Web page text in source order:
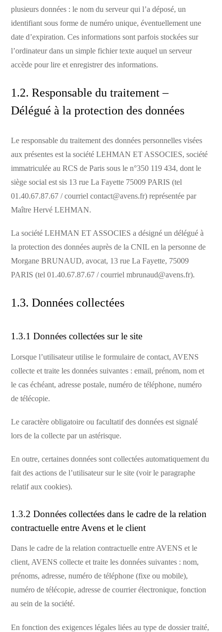
plusieurs données : le nom du serveur qui l’a déposé, un
identifiant sous forme de numéro unique, éventuellement une
date d’expiration. Ces informations sont parfois stockées sur
l’ordinateur dans un simple fichier texte auquel un serveur
accède pour lire et enregistrer des informations.
1.2. Responsable du traitement –
Délégué à la protection des données
Le responsable du traitement des données personnelles visées
aux présentes est la société LEHMAN ET ASSOCIES, société
immatriculée au RCS de Paris sous le n°350 119 434, dont le
siège social est sis 13 rue La Fayette 75009 PARIS (tel
01.40.67.87.67 / courriel contact@avens.fr) représentée par
Maître Hervé LEHMAN.
La société LEHMAN ET ASSOCIES a désigné un délégué à
la protection des données auprès de la CNIL en la personne de
Morgane BRUNAUD, avocat, 13 rue La Fayette, 75009
PARIS (tel 01.40.67.87.67 / courriel mbrunaud@avens.fr).
1.3. Données collectées
1.3.1 Données collectées sur le site
Lorsque l’utilisateur utilise le formulaire de contact, AVENS
collecte et traite les données suivantes : email, prénom, nom et
le cas échéant, adresse postale, numéro de téléphone, numéro
de télécopie.
Le caractère obligatoire ou facultatif des données est signalé
lors de la collecte par un astérisque.
En outre, certaines données sont collectées automatiquement du
fait des actions de l’utilisateur sur le site (voir le paragraphe
relatif aux cookies).
1.3.2 Données collectées dans le cadre de la relation
contractuelle entre Avens et le client
Dans le cadre de la relation contractuelle entre AVENS et le
client, AVENS collecte et traite les données suivantes : nom,
prénoms, adresse, numéro de téléphone (fixe ou mobile),
numéro de télécopie, adresse de courrier électronique, fonction
au sein de la société.
En fonction des exigences légales liées au type de dossier traité,